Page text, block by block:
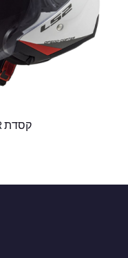
קסדת LS2 OF600 COPTER